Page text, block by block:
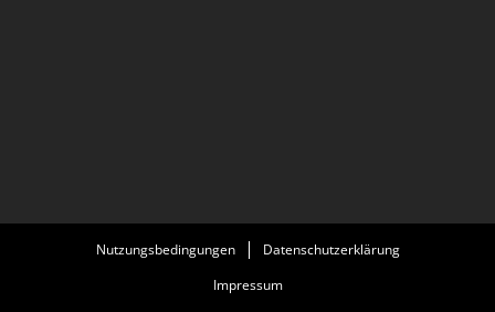
Nutzungsbedingungen
Datenschutzerklärung
Impressum